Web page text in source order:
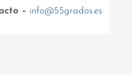
– info@55grados.es